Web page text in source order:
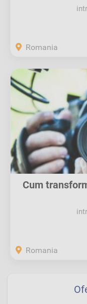
Romania
Cum
Romania